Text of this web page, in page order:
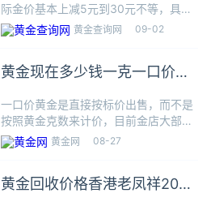
际金价基本上减5元到30元不等，具体
还要看纯度，18K、22K按成色分别乘
以75%和91.6%折算。黄金回收价格是
续费等等条件相关
黄金查询网 09-02
黄金现在多少钱一克一口价黄
一口价黄金是直接按标价出售，而不是
按照黄金克数来计价，目前金店大部分
的黄金首饰都是按一口价来出售的。一
口价黄金优势：款式新颖、造型丰富、
费贵、保值性差，价格远高于实际
黄金网 08-27
黄金回收价格香港老凤祥2022